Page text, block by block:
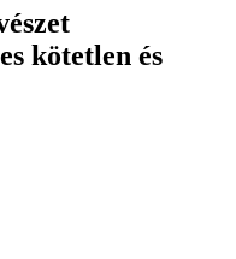
kötetlen és